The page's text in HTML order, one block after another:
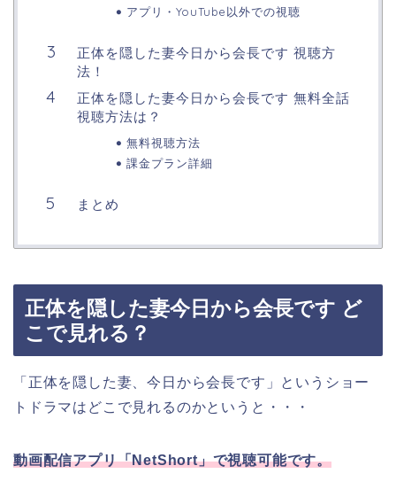
アプリ・YouTube以外での視聴
正体を隠した妻今日から会長です 視聴方
法！
正体を隠した妻今日から会長です 無料全話
視聴方法は？
無料視聴方法
課金プラン詳細
まとめ
正体を隠した妻今日から会長です ど
こで見れる？
「正体を隠した妻、今日から会長です」というショー
トドラマはどこで見れるのかというと・・・
動画配信アプリ「NetShort」で視聴可能です。